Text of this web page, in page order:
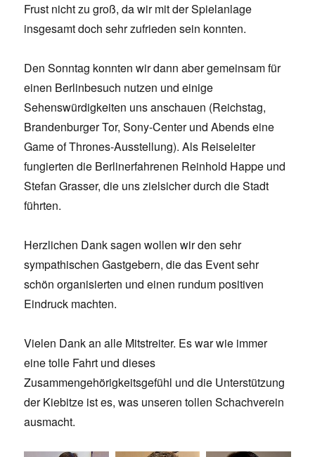
Frust nicht zu groß, da wir mit der Spielanlage
insgesamt doch sehr zufrieden sein konnten.
Den Sonntag konnten wir dann aber gemeinsam für
einen Berlinbesuch nutzen und einige
Sehenswürdigkeiten uns anschauen (Reichstag,
Brandenburger Tor, Sony-Center und Abends eine
Game of Thrones-Ausstellung). Als Reiseleiter
fungierten die Berlinerfahrenen Reinhold Happe und
Stefan Grasser, die uns zielsicher durch die Stadt
führten.
Herzlichen Dank sagen wollen wir den sehr
sympathischen Gastgebern, die das Event sehr
schön organisierten und einen rundum positiven
Eindruck machten.
Vielen Dank an alle Mitstreiter. Es war wie immer
eine tolle Fahrt und dieses
Zusammengehörigkeitsgefühl und die Unterstützung
der Kiebitze ist es, was unseren tollen Schachverein
ausmacht.